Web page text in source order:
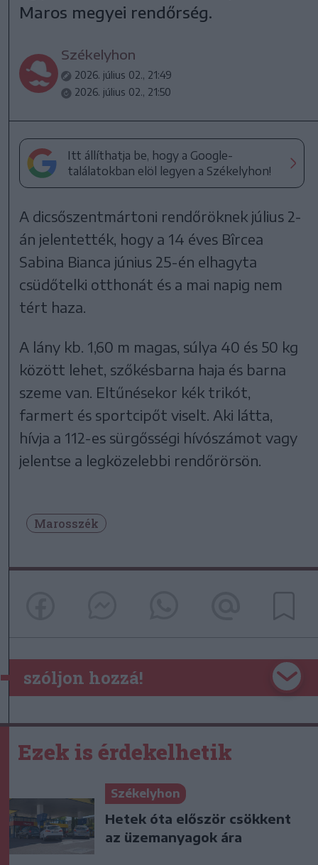
Maros megyei rendőrség.
Székelyhon
2026. július 02., 21:49
2026. július 02., 21:50
Itt állíthatja be, hogy a Google-
találatokban elöl legyen a Székelyhon!
A dicsőszentmártoni rendőröknek július 2-
án jelentették, hogy a 14 éves Bîrcea
Sabina Bianca június 25-én elhagyta
csüdőtelki otthonát és a mai napig nem
tért haza.
A lány kb. 1,60 m magas, súlya 40 és 50 kg
között lehet, szőkésbarna haja és barna
szeme van. Eltűnésekor kék trikót,
farmert és sportcipőt viselt. Aki látta,
hívja a 112-es sürgősségi hívószámot vagy
jelentse a legközelebbi rendőrörsön.
Marosszék
szóljon hozzá!
Ezek is érdekelhetik
Székelyhon
Hetek óta először csökkent
az üzemanyagok ára